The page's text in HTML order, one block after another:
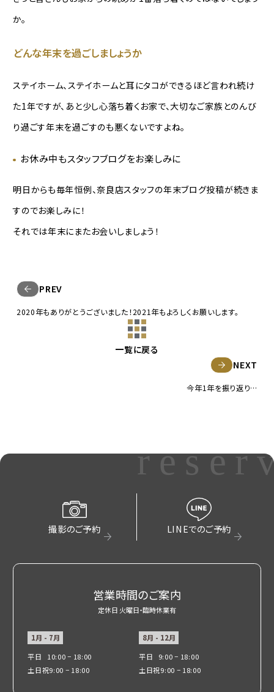
か。
どんな年末を過ごしましょうか
ステイホーム、ステイホームと耳にタコができるほど言われ続け
た1年ですが、あと少し心落ち着くお家で、大切なご家族とのんび
り過ごす年末を過ごすのも悪くないですよね。
お休み中もスタッフブログをお楽しみに
明日からも毎年恒例、奈良店スタッフの年末ブログ投稿が続きま
すのでお楽しみに！
それでは年末にまたお会いしましょう！
PREV
2020年もありがとうございました！2021年もよろしくお願いします。
一覧に戻る
NEXT
今年1年を振り返り…
撮影のご予約 LINEでのご予約
営業時間のご案内
定休日 火曜日・臨時休業有
1月 - 7月
平日
10:00 − 18:00
土日祝9:00 − 18:00
8月 - 12月
平日
9:00 − 18:00
土日祝9:00 − 18:00